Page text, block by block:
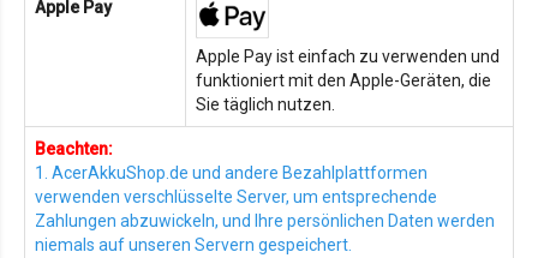
Apple Pay
Apple Pay ist einfach zu verwenden und
funktioniert mit den Apple-Geräten, die
Sie täglich nutzen.
Beachten:
1. AcerAkkuShop.de und andere Bezahlplattformen
verwenden verschlüsselte Server, um entsprechende
Zahlungen abzuwickeln, und Ihre persönlichen Daten werden
niemals auf unseren Servern gespeichert.